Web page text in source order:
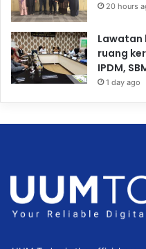
20 hours
Lawatan
ruang
IPDM,
1 day ago